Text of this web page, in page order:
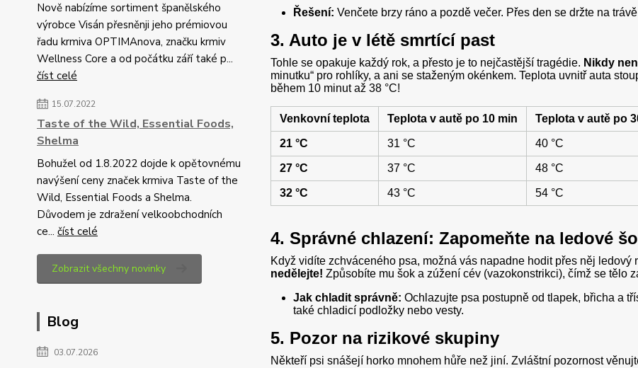
Nově nabízíme sortiment španělského
výrobce Visán přesněnji jeho prémiovou
řadu krmiva OPTIMAnova, značku krmiv
Wellness Core a od počátku září také p...
číst celé
15.07.2022
Taste of the Wild, Essential Foods,
Shelma
Bohužel od 1.8.2022 dojde k opětovnému
navýšení ceny značek krmiva Taste of the
Wild, Essential Foods a Shelma.
Důvodem je zdražení velkoobchodních
ce... číst celé
Zobrazit všechny novinky
Blog
03.07.2026
Řešení: Venčete brzy ráno a pozdě večer. Přes den se držte na
3. Auto je v létě smrtící past
Tohle se opakuje každý rok, a přesto je to nejčastější tragédie. Nikdy
minutku“ pro rohlíky, a ani se staženým okénkem. Teplota uvnitř auta
během 10 minut až 38 °C!
Venkovní teplota Teplota v autě po 10 min Teplota v autě po
21 °C 31 °C 40 °C
27 °C 37 °C 48 °C
32 °C 43 °C 54 °C
4. Správné chlazení: Zapomeňte na ledové
Když vidíte zchváceného psa, možná vás napadne hodit přes něj
nedělejte! Způsobíte mu šok a zúžení cév (vazokonstrikci), čímž se tělo
Jak chladit správně: Ochlazujte psa postupně od tlapek, břicha a
také chladicí podložky nebo vesty.
5. Pozor na rizikové skupiny
Někteří psi snášejí horko mnohem hůře než jiní. Zvláštní pozornost